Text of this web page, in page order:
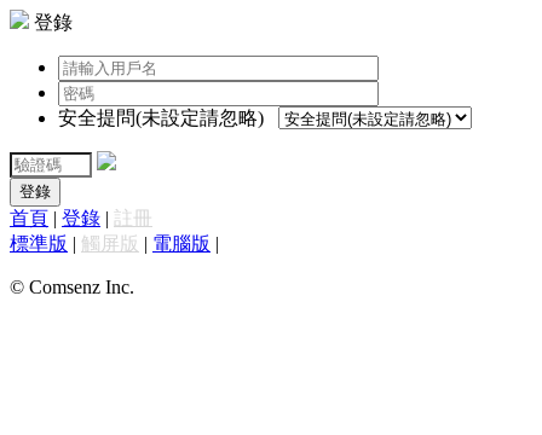
登錄
安全提問(未設定請忽略)
登錄
首頁 | 登錄 | 註冊
標準版 | 觸屏版 | 電腦版 |
© Comsenz Inc.